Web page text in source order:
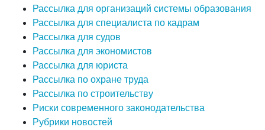
Рассылка для организаций системы образования
Рассылка для специалиста по кадрам
Рассылка для судов
Рассылка для экономистов
Рассылка для юриста
Рассылка по охране труда
Рассылка по строительству
Риски современного законодательства
Рубрики новостей